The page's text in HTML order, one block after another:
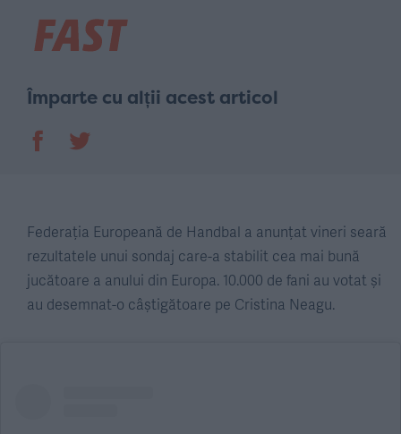
Împarte cu alții acest articol
Federația Europeană de Handbal a anunțat vineri seară
rezultatele unui sondaj care-a stabilit cea mai bună
jucătoare a anului din Europa. 10.000 de fani au votat și
au desemnat-o câștigătoare pe Cristina Neagu.